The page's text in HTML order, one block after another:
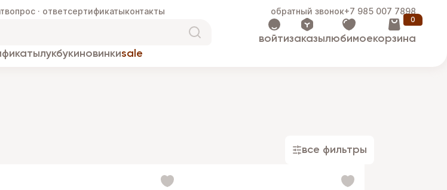
вопрос · ответсертификатыконтакты обратный звонок+7 985 007 7898
войтизаказылюбимое
0
корзина
лукбукиновинкиsale
все фильтры